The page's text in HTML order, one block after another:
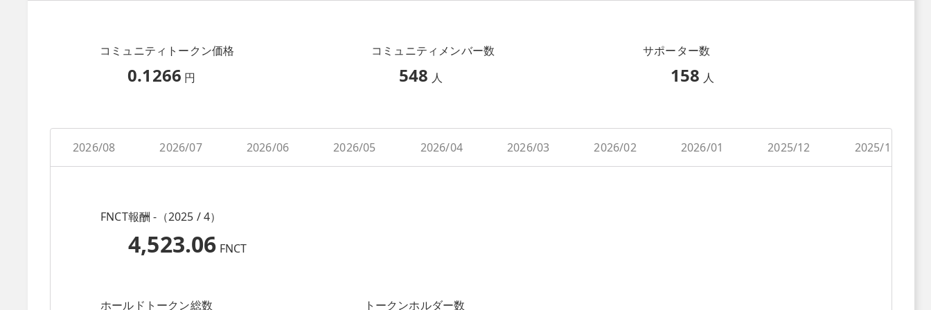
コミュニティトークン価格
0.1266 円
コミュニティメンバー数
548 人
サポーター数
158 人
2026/08 2026/07 2026/06 2026/05 2026/04 2026/03 2026/02 2026/01 2025/12 2025/11
FNCT報酬 -（2025 / 4）
4,523.06 FNCT
ホールドトークン総数 トークンホルダー数